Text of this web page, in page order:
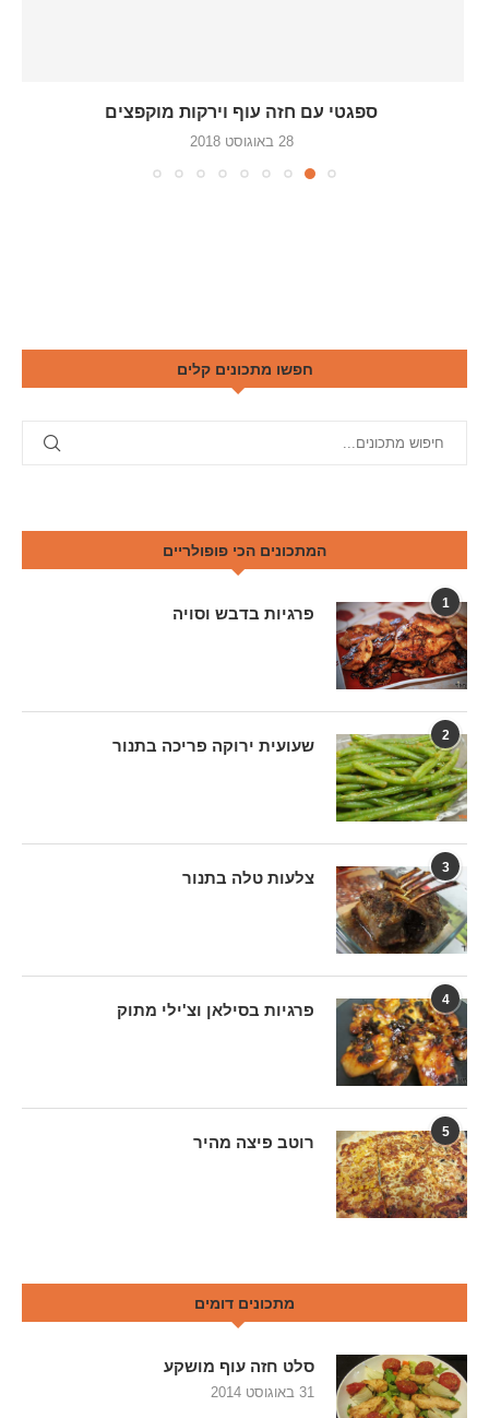
ספגטי עם חזה עוף וירקות מוקפצים
28 באוגוסט 2018
חפשו מתכונים קלים
המתכונים הכי פופולריים
1
פרגיות בדבש וסויה
2
שעועית ירוקה פריכה בתנור
3
צלעות טלה בתנור
4
פרגיות בסילאן וצ'ילי מתוק
5
רוטב פיצה מהיר
מתכונים דומים
סלט חזה עוף מושקע
31 באוגוסט 2014